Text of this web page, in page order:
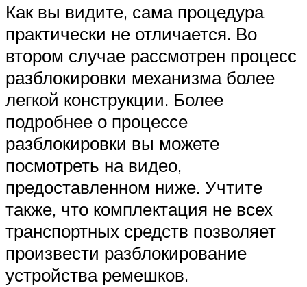
Как вы видите, сама процедура
практически не отличается. Во
втором случае рассмотрен процесс
разблокировки механизма более
легкой конструкции. Более
подробнее о процессе
разблокировки вы можете
посмотреть на видео,
предоставленном ниже. Учтите
также, что комплектация не всех
транспортных средств позволяет
произвести разблокирование
устройства ремешков.